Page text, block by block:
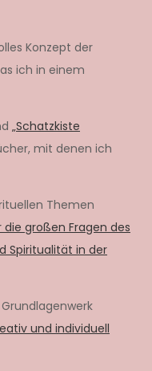
Konzept der
ich in einem
„Schatzkiste
mit denen ich
Themen
die großen Fragen des
Spiritualität in der
und individuell